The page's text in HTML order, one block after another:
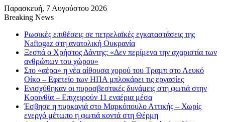
Παρασκευή, 7 Αυγούστου 2026
Breaking News
Ρωσικές επιθέσεις σε πετρελαϊκές εγκαταστάσεις της
Naftogaz στη ανατολική Ουκρανία
Ξεσπά ο Χρήστος Δάντης: «Δεν περίμενα την αχαριστία των
ανθρώπων του χώρου»
Στο «αέρα» η νέα αίθουσα χορού του Τραμπ στο Λευκό
Οίκο – Εφετείο των ΗΠΑ μπλοκάρει τις εργασίες
Ενισχύθηκαν οι πυροσβεστικές δυνάμεις στη φωτιά στην
Κορινθία – Επιχειρούν 11 εναέρια μέσα
Έσβησε η πυρκαγιά στο Μαρκόπουλο Αττικής – Χωρίς
ενεργό μέτωπο η φωτιά κοντά στη Θέρμη